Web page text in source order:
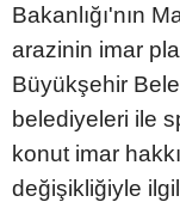
Bakanlığı'nın
arazinin imar
Büyükşehir
belediyeleri ile
konut imar
değişikliğiyle